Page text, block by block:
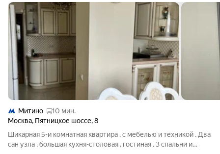
Митино
10 мин.
Москва, Пятницкое шоссе,8
Шикарная 5-и комнатная квартира , с мебелью и техникой . Два
сан узла , большая кухня-столовая , гостиная , 3 спальни и